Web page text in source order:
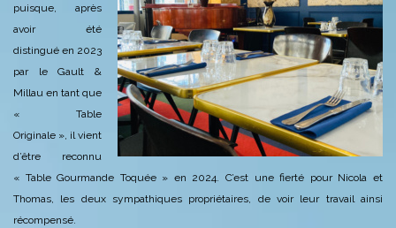
puisque, après
avoir été
distingué en 2023
par le Gault &
Millau en tant que
« Table
Originale », il vient
d’être reconnu
« Table Gourmande Toquée » en 2024. C’est une fierté pour Nicola et
Thomas, les deux sympathiques propriétaires, de voir leur travail ainsi
récompensé.